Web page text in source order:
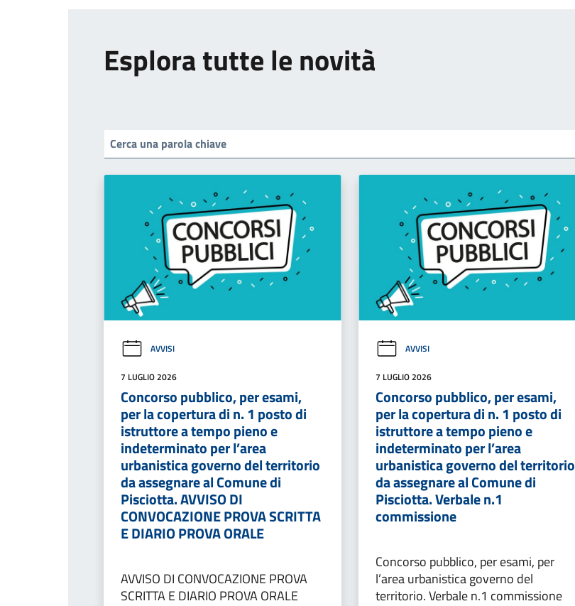
Esplora tutte le novità
AVVISI
7 LUGLIO 2026
Concorso pubblico, per esami,
per la copertura di n. 1 posto di
istruttore a tempo pieno e
indeterminato per l’area
urbanistica governo del territorio
da assegnare al Comune di
Pisciotta. AVVISO DI
CONVOCAZIONE PROVA SCRITTA
E DIARIO PROVA ORALE
AVVISO DI CONVOCAZIONE PROVA
SCRITTA E DIARIO PROVA ORALE
AVVISI
7 LUGLIO 2026
Concorso pubblico, per esami,
per la copertura di n. 1 posto di
istruttore a tempo pieno e
indeterminato per l’area
urbanistica governo del territorio
da assegnare al Comune di
Pisciotta. Verbale n.1
commissione
Concorso pubblico, per esami, per
l’area urbanistica governo del
territorio. Verbale n.1 commissione